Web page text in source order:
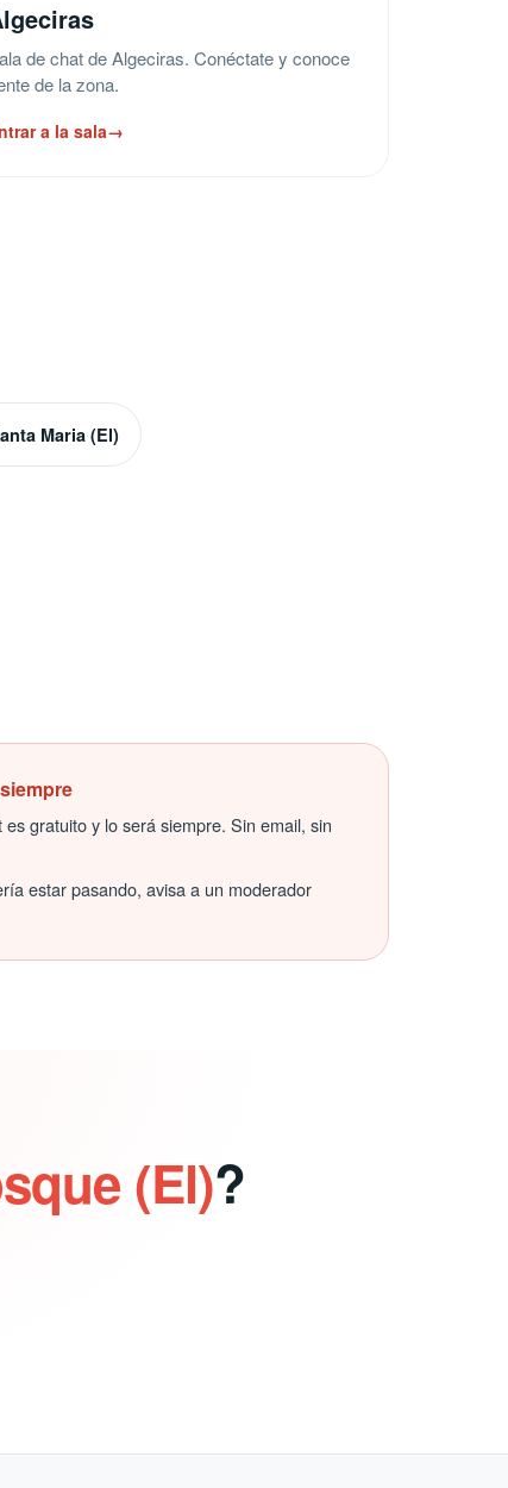
de chat de Algeciras. Conéctate y conoce
de la zona.
a la sala→
Maria (El)
gratuito y lo será siempre. Sin email, sin
estar pasando, avisa a un moderador
(El)?